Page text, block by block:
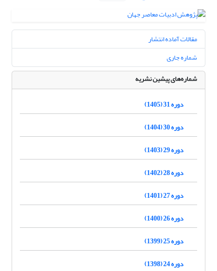
مقالات آماده انتشار
شماره جاری
شماره‌های پیشین نشریه
دوره 31 (1405)
دوره 30 (1404)
دوره 29 (1403)
دوره 28 (1402)
دوره 27 (1401)
دوره 26 (1400)
دوره 25 (1399)
دوره 24 (1398)